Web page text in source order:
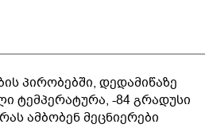
პირობებში, დედამიწაზე
-84 გრადუსი
ამბობენ მეცნიერები